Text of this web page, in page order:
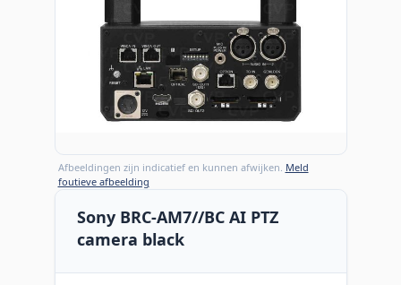
Afbeeldingen zijn indicatief en kunnen afwijken. Meld
foutieve afbeelding
Sony BRC-AM7//BC AI PTZ
camera black